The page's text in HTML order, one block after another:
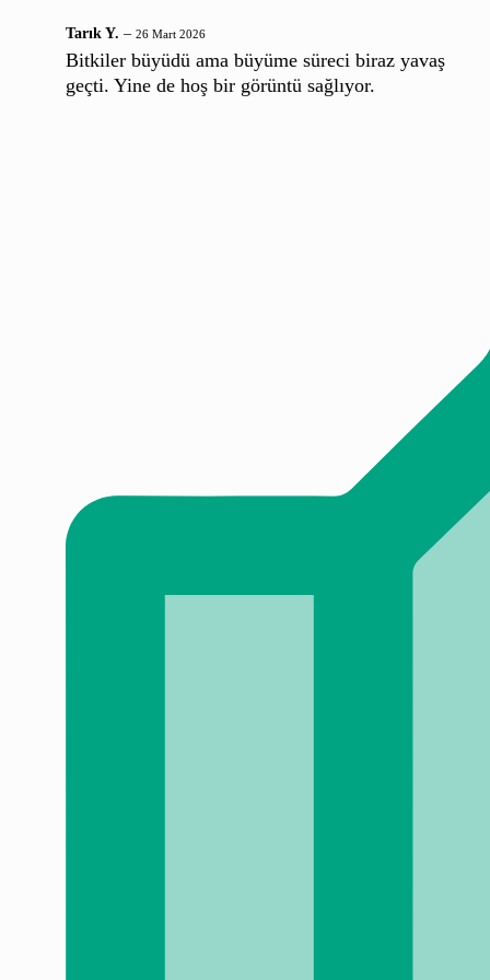
Tarık Y. – 26 Mart 2026
Bitkiler büyüdü ama büyüme süreci biraz yavaş
geçti. Yine de hoş bir görüntü sağlıyor.